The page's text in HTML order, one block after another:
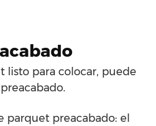
listo para colocar, puede
parquet preacabado: el